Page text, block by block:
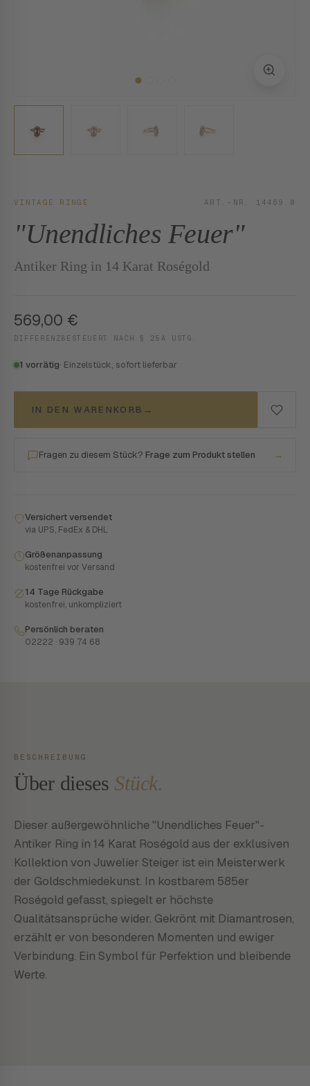
VINTAGE RINGE ART.-NR. 14469.0
"Unendliches Feuer"
Antiker Ring in 14 Karat Roségold
569,00 €
DIFFERENZBESTEUERT NACH § 25A USTG.
1 vorrätig· Einzelstück, sofort lieferbar
IN DEN WARENKORB →
Fragen zu diesem Stück? Frage zum Produkt stellen →
Versichert versendet
via UPS, FedEx & DHL
Größenanpassung
kostenfrei vor Versand
14 Tage Rückgabe
kostenfrei, unkompliziert
Persönlich beraten
02222 · 939 74 68
BESCHREIBUNG
Über dieses Stück.
Dieser außergewöhnliche "Unendliches Feuer"-
Antiker Ring in 14 Karat Roségold aus der exklusiven
Kollektion von Juwelier Steiger ist ein Meisterwerk
der Goldschmiedekunst. In kostbarem 585er
Roségold gefasst, spiegelt er höchste
Qualitätsansprüche wider. Gekrönt mit Diamantrosen,
erzählt er von besonderen Momenten und ewiger
Verbindung. Ein Symbol für Perfektion und bleibende
Werte.